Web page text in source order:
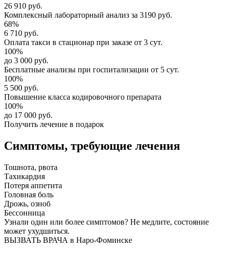
26 910 руб.
Комплексный лабораторный анализ за 3190 руб.
68%
6 710 руб.
Оплата такси в стационар при заказе от 3 сут.
100%
до 3 000 руб.
Бесплатные анализы при госпитализации от 5 сут.
100%
5 500 руб.
Повышение класса кодировочного препарата
100%
до 17 000 руб.
Получить лечение в подарок
Симптомы, требующие лечения
Тошнота, рвота
Тахикардия
Потеря аппетита
Головная боль
Дрожь, озноб
Бессонница
Узнали один или более симптомов? Не медлите, состояние
может ухудшиться.
ВЫЗВАТЬ ВРАЧА в Наро-Фоминске